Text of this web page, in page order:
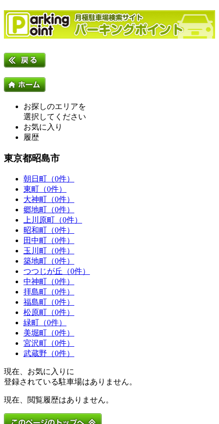
お探しのエリアを
選択してください
お気に入り
履歴
東京都昭島市
朝日町（0件）
東町（0件）
大神町（0件）
郷地町（0件）
上川原町（0件）
昭和町（0件）
田中町（0件）
玉川町（0件）
築地町（0件）
つつじが丘（0件）
中神町（0件）
拝島町（0件）
福島町（0件）
松原町（0件）
緑町（0件）
美堀町（0件）
宮沢町（0件）
武蔵野（0件）
現在、お気に入りに
登録されている駐車場はありません。
現在、閲覧履歴はありません。